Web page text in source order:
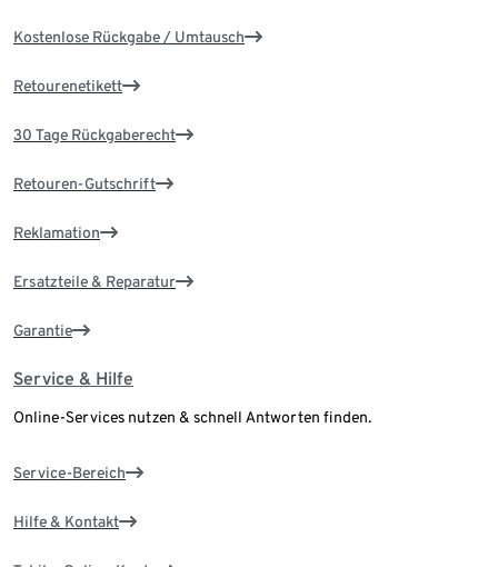
Kostenlose Rückgabe / Umtausch
Retourenetikett
30 Tage Rückgaberecht
Retouren-Gutschrift
Reklamation
Ersatzteile & Reparatur
Garantie
Service & Hilfe
Online-Services nutzen & schnell Antworten finden.
Service-Bereich
Hilfe & Kontakt